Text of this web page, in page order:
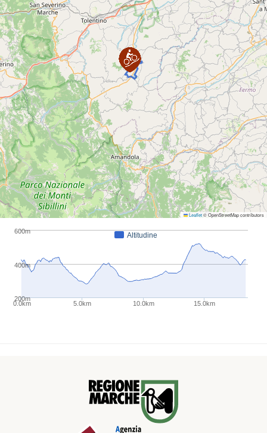
lungo una strada sterrata pianeggiante molto
piacevole da percorrere. Adatto a tutti,
consigliato l’uso di bici gravel, mtb o e-bike.
Possibilità di soste ristoro lungo il percorso con
degustazione di prodotti tipici artigianali. La
lunghezza complessiva è di circa 19 km con 500
m di dislivello in salita.
Periodo consigliato:
Gennaio Febbraio Marzo Aprile Maggio
Giugno
Luglio Agosto Settembre Ottobre
Novembre
Dicembre
Note:
Per maggiori info:
https://www.noimarche.it/it/cicloturismo/bike-ripe-san-
ginesio/33/ripe-san-ginesio-in-mtb/80.html
Leaflet© OpenStreetMap contributors
Altitudine
0.0km 5.0km 10.0km 15.0km
200m
400m
600m